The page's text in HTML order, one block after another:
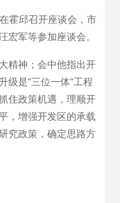
邱召开座谈会，市
宏军等参加座谈会。
神；会中他指出开
级是“三位一体”工程
住政策机遇，理顺开
，增强开发区的承载
究政策，确定思路方